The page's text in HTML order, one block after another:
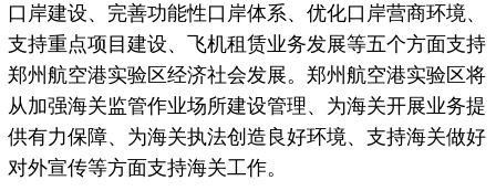
口岸建设、完善功能性口岸体系、优化口岸营商环境、
支持重点项目建设、飞机租赁业务发展等五个方面支持
郑州航空港实验区经济社会发展。郑州航空港实验区将
从加强海关监管作业场所建设管理、为海关开展业务提
供有力保障、为海关执法创造良好环境、支持海关做好
对外宣传等方面支持海关工作。